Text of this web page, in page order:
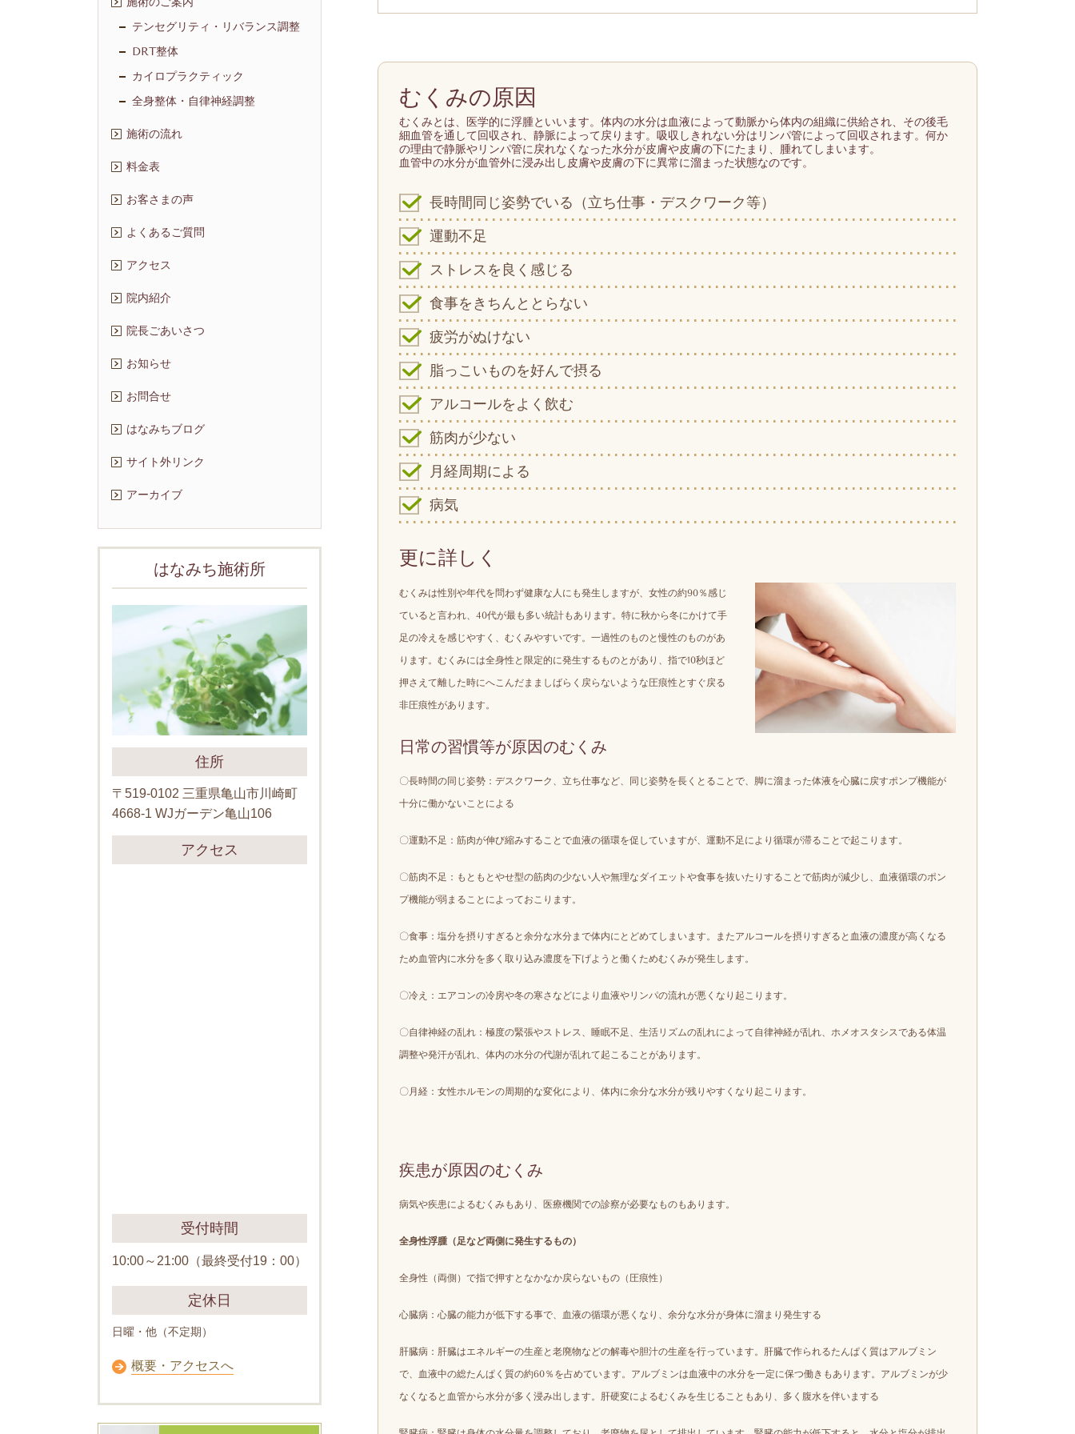
むくみの原因
むくみとは、医学的に浮腫といいます。体内の水分は血液によって動脈から体内の組織に供給され、その後毛
細血管を通して回収され、静脈によって戻ります。吸収しきれない分はリンパ管によって回収されます。何か
の理由で静脈やリンパ管に戻れなくなった水分が皮膚や皮膚の下にたまり、腫れてしまいます。
血管中の水分が血管外に浸み出し皮膚や皮膚の下に異常に溜まった状態なのです。
長時間同じ姿勢でいる（立ち仕事・デスクワーク等）
運動不足
ストレスを良く感じる
食事をきちんととらない
疲労がぬけない
脂っこいものを好んで摂る
アルコールをよく飲む
筋肉が少ない
月経周期による
病気
更に詳しく
むくみは性別や年代を問わず健康な人にも発生しますが、女性の約90％感じ
ていると言われ、40代が最も多い統計もあります。特に秋から冬にかけて手
足の冷えを感じやすく、むくみやすいです。一過性のものと慢性のものがあ
ります。むくみには全身性と限定的に発生するものとがあり、指で10秒ほど
押さえて離した時にへこんだまましばらく戻らないような圧痕性とすぐ戻る
非圧痕性があります。
日常の習慣等が原因のむくみ
〇長時間の同じ姿勢：デスクワーク、立ち仕事など、同じ姿勢を長くとることで、脚に溜まった体液を心臓に戻すポンプ機能が
十分に働かないことによる
〇運動不足：筋肉が伸び縮みすることで血液の循環を促していますが、運動不足により循環が滞ることで起こります。
〇筋肉不足：もともとやせ型の筋肉の少ない人や無理なダイエットや食事を抜いたりすることで筋肉が減少し、血液循環のポン
プ機能が弱まることによっておこります。
〇食事：塩分を摂りすぎると余分な水分まで体内にとどめてしまいます。またアルコールを摂りすぎると血液の濃度が高くなる
ため血管内に水分を多く取り込み濃度を下げようと働くためむくみが発生します。
〇冷え：エアコンの冷房や冬の寒さなどにより血液やリンパの流れが悪くなり起こります。
〇自律神経の乱れ：極度の緊張やストレス、睡眠不足、生活リズムの乱れによって自律神経が乱れ、ホメオスタシスである体温
調整や発汗が乱れ、体内の水分の代謝が乱れて起こることがあります。
〇月経：女性ホルモンの周期的な変化により、体内に余分な水分が残りやすくなり起こります。
疾患が原因のむくみ
病気や疾患によるむくみもあり、医療機関での診察が必要なものもあります。
全身性浮腫（足など両側に発生するもの）
全身性（両側）で指で押すとなかなか戻らないもの（圧痕性）
心臓病 ：心臓の能力が低下する事で、血液の循環が悪くなり、余分な水分が身体に溜まり発生する
肝臓病：肝臓はエネルギーの生産と老廃物などの解毒や胆汁の生産を行っています。肝臓で作られるたんぱく質はアルブミン
で、血液中の総たんぱく質の約60％を占めています。アルブミンは血液中の水分を一定に保つ働きもあります。アルブミンが少
なくなると血管から水分が多く浸み出します。肝硬変によるむくみを生じることもあり、多く腹水を伴いまする
テンセグリティ・リバランス調整
DRT整体
カイロプラクティック
全身整体・自律神経調整
施術の流れ
料金表
お客さまの声
よくあるご質問
アクセス
院内紹介
院長ごあいさつ
お知らせ
お問合せ
はなみちブログ
サイト外リンク
アーカイブ
はなみち施術所
住所
〒519-0102 三重県亀山市川崎町
4668-1 WJガーデン亀山106
アクセス
受付時間
10:00～21:00（最終受付19：00）
定休日
日曜・他（不定期）
概要・アクセスへ